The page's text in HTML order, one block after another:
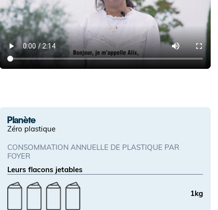
Planète
Zéro plastique
CONSOMMATION ANNUELLE DE PLASTIQUE PAR
FOYER
Leurs flacons jetables
1kg